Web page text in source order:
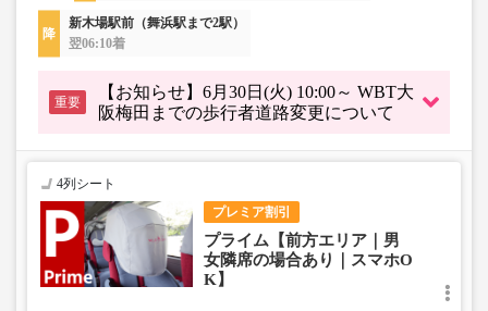
新木場駅前（舞浜駅まで2駅）
翌06:10着
重要
【お知らせ】6月30日(火) 10:00～ WBT大
阪梅田までの歩行者道路変更について
プレミア割引
4列シート
プライム【前方エリア｜男
女隣席の場合あり｜スマホO
K】